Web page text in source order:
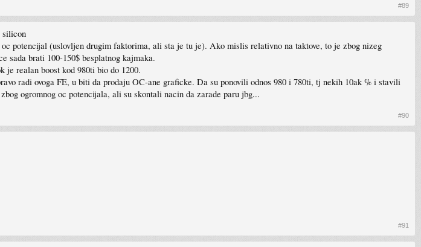
#89
silicon
potencijal (uslovljen drugim faktorima, ali sta je tu je). Ako mislis relativno na taktove, to je zbog nizeg
sada brati 100-150$ besplatnog kajmaka.
realan boost kod 980ti bio do 1200.
radi ovoga FE, u biti da prodaju OC-ane graficke. Da su ponovili odnos 980 i 780ti, tj nekih 10ak % i stavili
ogromnog oc potencijala, ali su skontali nacin da zarade paru jbg...
#90
#91